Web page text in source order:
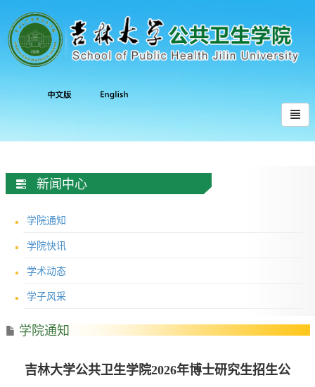
新闻中心
学院通知
学院快讯
学术动态
学子风采
学院通知
吉林大学公共卫生学院2026年博士研究生招生公